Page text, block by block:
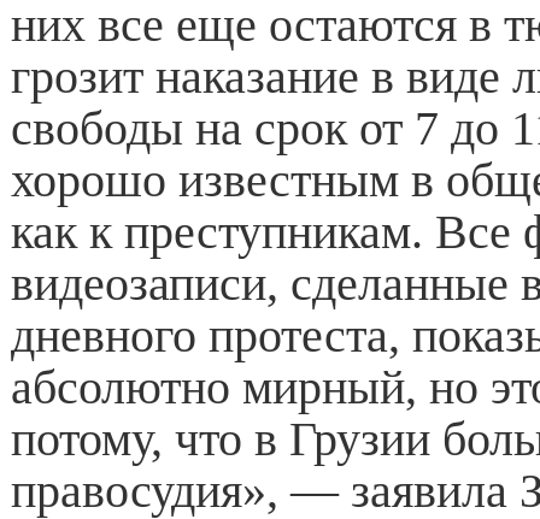
них все еще остаются в
грозит наказание в виде
свободы на срок от 7 до
хорошо известным в
как к преступникам. Все
видеозаписи, сделанные
дневного протеста,
абсолютно мирный, но
потому, что в Грузии
правосудия», — заявила